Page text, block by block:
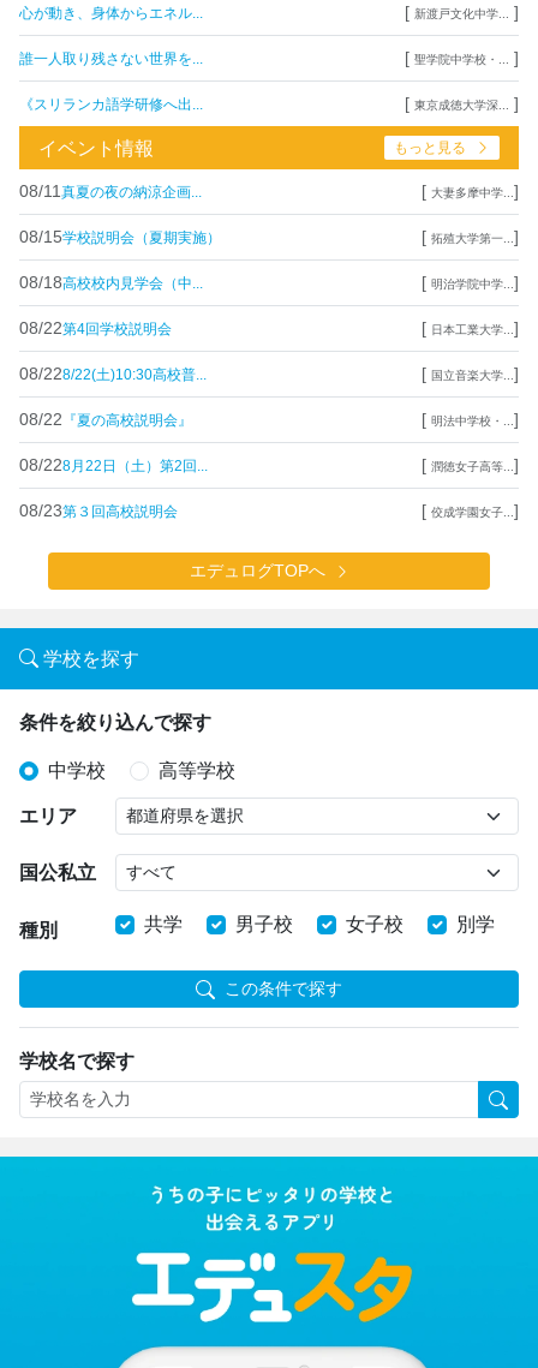
心が動き、身体からエネル... [ 新渡戸文化中学... ]
誰一人取り残さない世界を... [ 聖学院中学校・... ]
《スリランカ語学研修へ出... [ 東京成徳大学深... ]
イベント情報 もっと見る
08/11 真夏の夜の納涼企画... [ 大妻多摩中学... ]
08/15学校説明会（夏期実施） [ 拓殖大学第一... ]
08/18高校校内見学会（中... [ 明治学院中学... ]
08/22第4回学校説明会 [ 日本工業大学... ]
08/228/22(土)10:30高校普... [ 国立音楽大学... ]
08/22 『夏の高校説明会』 [ 明法中学校・... ]
08/228月22日（土）第2回... [ 潤徳女子高等... ]
08/23第３回高校説明会 [ 佼成学園女子... ]
エデュログTOPへ
学校を探す
条件を絞り込んで探す
中学校 高等学校
エリア
国公私立
種別 共学 男子校 女子校 別学
この条件で探す
学校名で探す